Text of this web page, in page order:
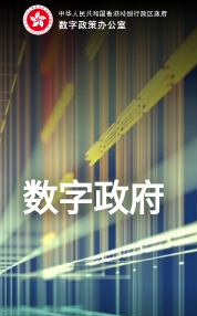
数字政府